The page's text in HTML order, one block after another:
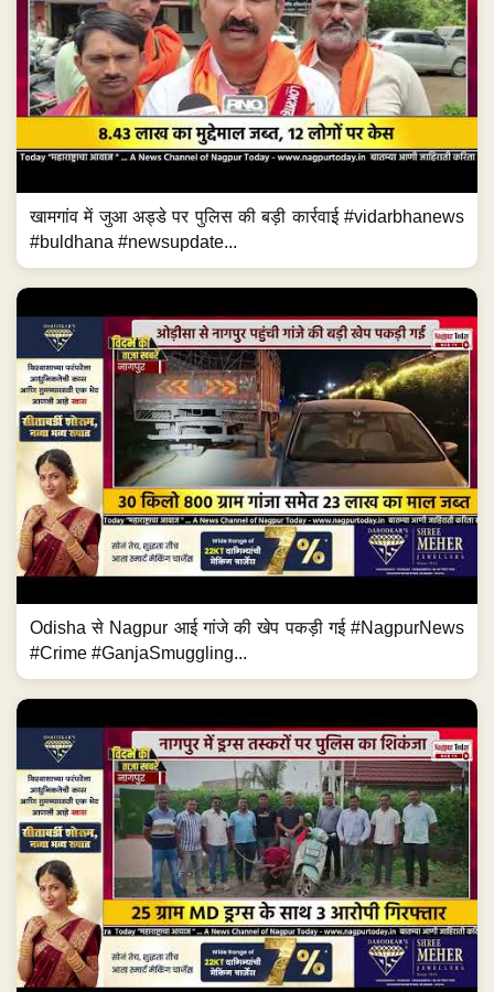
खामगांव में जुआ अड्डे पर पुलिस की बड़ी कार्रवाई #vidarbhanews
#buldhana #newsupdate...
Odisha से Nagpur आई गांजे की खेप पकड़ी गई #NagpurNews
#Crime #GanjaSmuggling...